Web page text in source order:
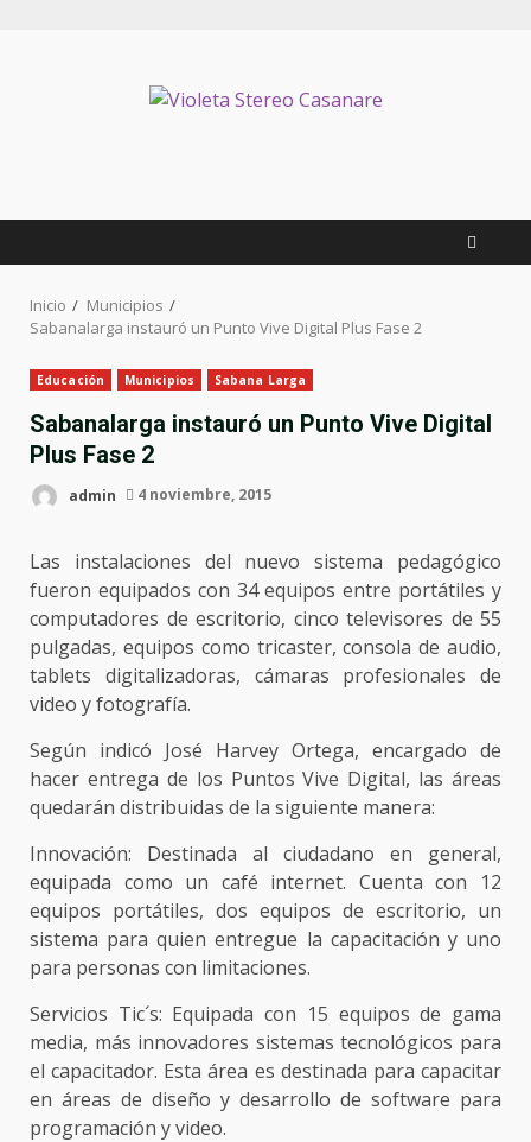
Inicio
Municipios
Sabanalarga instauró un Punto Vive Digital Plus Fase 2
Educación Municipios Sabana Larga
Sabanalarga instauró un Punto Vive Digital
Plus Fase 2
admin 4 noviembre, 2015
Las instalaciones del nuevo sistema pedagógico
fueron equipados con 34 equipos entre portátiles y
computadores de escritorio, cinco televisores de 55
pulgadas, equipos como tricaster, consola de audio,
tablets digitalizadoras, cámaras profesionales de
video y fotografía.
Según indicó José Harvey Ortega, encargado de
hacer entrega de los Puntos Vive Digital, las áreas
quedarán distribuidas de la siguiente manera:
Innovación: Destinada al ciudadano en general,
equipada como un café internet. Cuenta con 12
equipos portátiles, dos equipos de escritorio, un
sistema para quien entregue la capacitación y uno
para personas con limitaciones.
Servicios Tic´s: Equipada con 15 equipos de gama
media, más innovadores sistemas tecnológicos para
el capacitador. Esta área es destinada para capacitar
en áreas de diseño y desarrollo de software para
programación y video.